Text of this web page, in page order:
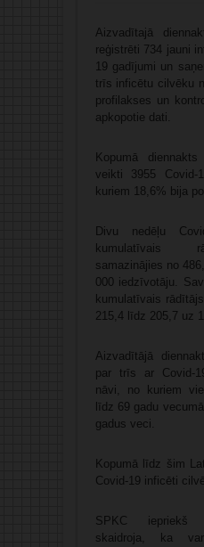
Aizvadītajā
reģistrēti 734 jauni
19 gadījumi un
trīs inficētu cilvēku
profilakses un
apkopotie dati.
Kopumā
veikti 3955 Covid-
kuriem 18,6% bija
Divu nedēļu
kumulatīvais
samazinājies no
000 iedzīvotāju.
kumulatīvais
215,4 līdz 205,7 uz
Aizvadītājā
par trīs ar Covid-
nāvi, no kuriem
līdz 69 gadu
gadus veci.
Kopumā līdz šim
Covid-19 inficēti
SPKC iepriekš
skaidroja, ka